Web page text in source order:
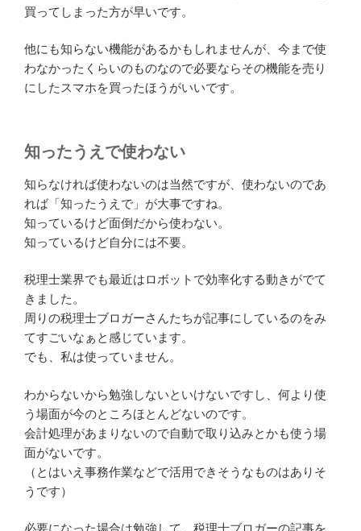
買ってしまった方が早いです。
他にも知らない機能があるかもしれませんが、今まで使
わなかったくらいのものなので必要ならその機能を売り
にしたスマホを買ったほうがいいです。
知ったうえで使わない
知らなければ使わないのは当然ですが、使わないのであ
れば「知ったうえで」が大事ですね。
知っているけど面倒だから使わない。
知っているけど自分には不要。
税理士業界でも最近はロボットで効率化する動きがでて
きました。
周りの税理士ブロガーさんたちが記事にしているのをみ
てすごいなぁと感じています。
でも、私は使っていません。
わからないから勉強しないといけないですし、何より使
う場面が今のところほとんどないのです。
会計処理があまりないので自動で取り込みとかも使う場
面がないです。
（とはいえ事務作業などで活用できそうなものはありそ
うです）